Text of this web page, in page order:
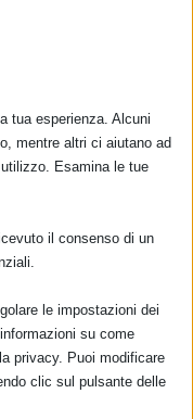
con resoconto
tua esperienza. Alcuni
mentre altri ci aiutano ad
Esamina le tue
il consenso di un
le impostazioni dei
su come
privacy. Puoi modificare
clic sul pulsante delle